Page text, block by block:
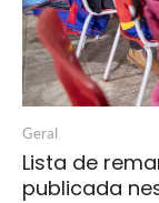
Geral
Lista de
publicada